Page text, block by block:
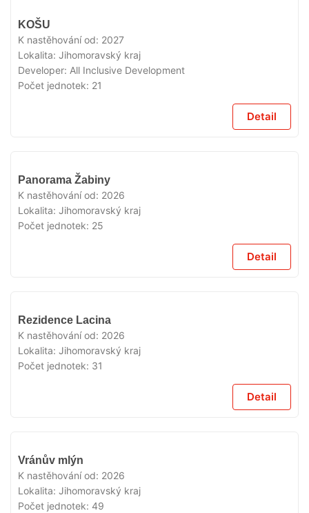
KOŠU
K nastěhování od: 2027
Lokalita: Jihomoravský kraj
Developer: All Inclusive Development
Počet jednotek: 21
Detail
Panorama Žabiny
K nastěhování od: 2026
Lokalita: Jihomoravský kraj
Počet jednotek: 25
Detail
Rezidence Lacina
K nastěhování od: 2026
Lokalita: Jihomoravský kraj
Počet jednotek: 31
Detail
Vránův mlýn
K nastěhování od: 2026
Lokalita: Jihomoravský kraj
Počet jednotek: 49